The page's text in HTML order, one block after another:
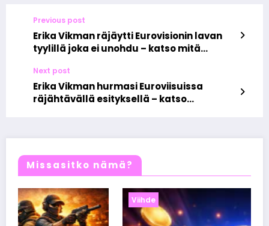
Previous post
Erika Vikman räjäytti Eurovisionin lavan
tyylillä joka ei unohdu – katso mitä
Next post
Erika Vikman hurmasi Euroviisuissa
räjähtävällä esityksellä – katso
Missasitko nämä?
Viihde